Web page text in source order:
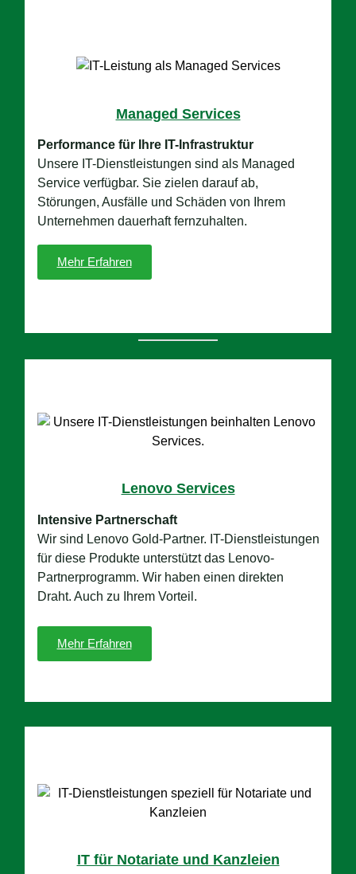
Managed Services
Performance für Ihre IT-Infrastruktur
Unsere IT-Dienstleistungen sind als Managed
Service verfügbar. Sie zielen darauf ab,
Störungen, Ausfälle und Schäden von Ihrem
Unternehmen dauerhaft fernzuhalten.
Mehr Erfahren
Lenovo Services
Intensive Partnerschaft
Wir sind Lenovo Gold-Partner. IT-Dienstleistungen
für diese Produkte unterstützt das Lenovo-
Partnerprogramm. Wir haben einen direkten
Draht. Auch zu Ihrem Vorteil.
Mehr Erfahren
IT für Notariate und Kanzleien